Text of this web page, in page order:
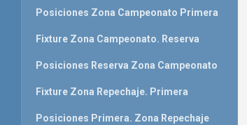
Posiciones Zona Campeonato Primera
Fixture Zona Campeonato. Reserva
Posiciones Reserva Zona Campeonato
Fixture Zona Repechaje. Primera
Posiciones Primera. Zona Repechaje